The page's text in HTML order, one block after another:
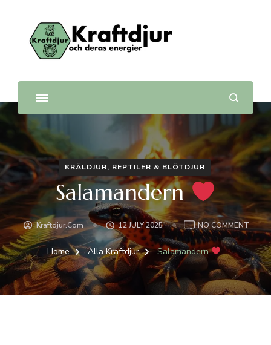
Kraftdjur
och deras energier
KRÄLDJUR, REPTILER & BLÖTDJUR
Salamandern
Kraftdjur.com 12 JULY 2025 NO COMMENTON
Home Alla Kraftdjur Salamandern